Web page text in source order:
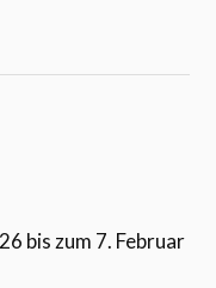
bis zum 7. Februar